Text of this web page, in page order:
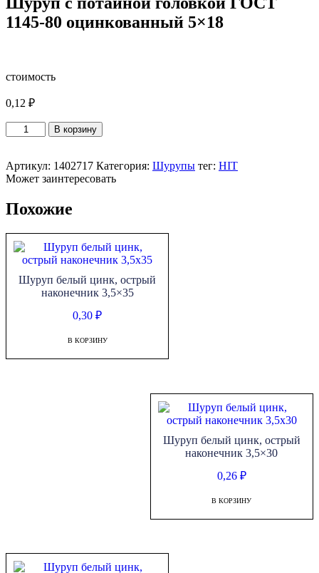
1145-80 оцинкованный 5×18
стоимость
0,12 ₽
Количество
товара
с
потайной
ГОСТ
1145-
оцинкованный
5x18
В корзину
Артикул: 1402717 Категория: Шурупы тег: HIT
Может заинтересовать
Похожие
Шуруп белый цинк, острый
наконечник 3,5×35
0,30₽
В КОРЗИНУ
Шуруп белый цинк, острый
наконечник 3,5×30
0,26 ₽
В КОРЗИНУ